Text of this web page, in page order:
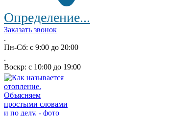
Определение...
Заказать звонок
.
Пн-Сб: с 9:00 до 20:00
.
Воскр: с 10:00 до 19:00